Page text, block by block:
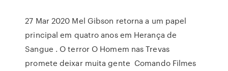
27 Mar 2020 Mel Gibson retorna a um papel
principal em quatro anos em Herança de
Sangue . O terror O Homem nas Trevas
promete deixar muita gente Comando Filmes